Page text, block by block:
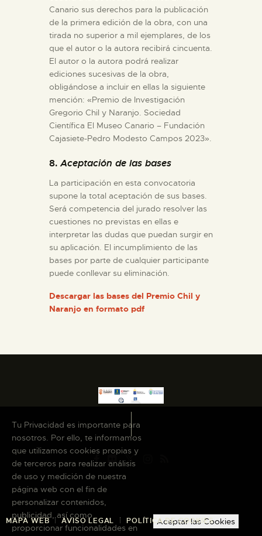
Canario sus derechos para la publicación
de la primera edición de la obra, con una
tirada no superior a mil ejemplares, de los
que el autor o la autora recibirá cincuenta.
El autor o la autora podrá realizar
ediciones sucesivas de la obra,
obligándose a incluir en ellas la siguiente
mención: «Premio de Investigación
Gregorio Chil y Naranjo. Sociedad
Científica El Museo Canario – Fundación
Cajasiete-Pedro Modesto Campos 2023».
8.Aceptación de las bases
La participación en esta convocatoria
supone la total aceptación de sus bases.
Será competencia del jurado resolver las
cuestiones no previstas en ellas e
interpretar las dudas que puedan surgir en
su aplicación. El incumplimiento de las
bases por parte de cualquier participante
puede conllevar su eliminación.
Descargar las bases del Premio Chil y
Naranjo en formato pdf
MAPA WEB AVISO LEGAL POLÍTICA DE COOKIES
Tu Privacidad es importante para
nosotros. Por ello, te informamos
que utilizamos cookies propias y
de terceros para realizar análisis
de uso y medición de nuestra
página web con el fin de
personalizar contenidos,
publicidad, así como
proporcionar funcionalidades en
Aceptar las Cookies